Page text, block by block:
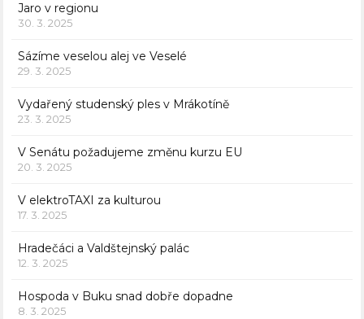
Jaro v regionu
30. 3. 2025
Sázíme veselou alej ve Veselé
29. 3. 2025
Vydařený studenský ples v Mrákotíně
23. 3. 2025
V Senátu požadujeme změnu kurzu EU
20. 3. 2025
V elektroTAXI za kulturou
17. 3. 2025
Hradečáci a Valdštejnský palác
12. 3. 2025
Hospoda v Buku snad dobře dopadne
8. 3. 2025